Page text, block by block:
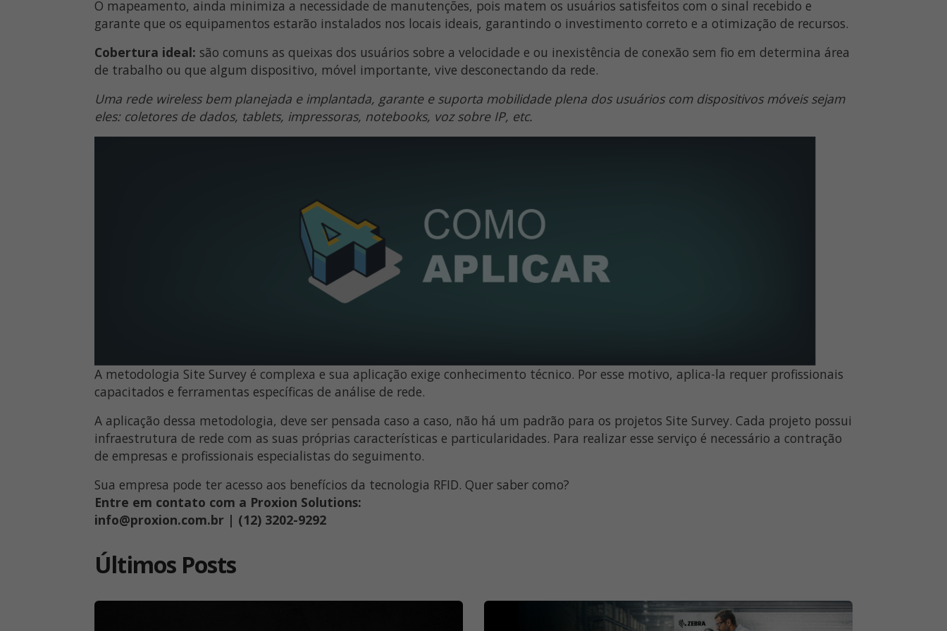
O mapeamento, ainda minimiza a necessidade de manutenções, pois matem os usuários satisfeitos com o sinal recebido e
garante que os equipamentos estarão instalados nos locais ideais, garantindo o investimento correto e a otimização de recursos.
Cobertura ideal: são comuns as queixas dos usuários sobre a velocidade e ou inexistência de conexão sem fio em determina área
de trabalho ou que algum dispositivo, móvel importante, vive desconectando da rede.
Uma rede wireless bem planejada e implantada, garante e suporta mobilidade plena dos usuários com dispositivos móveis sejam
eles: coletores de dados, tablets, impressoras, notebooks, voz sobre IP, etc.
A metodologia Site Survey é complexa e sua aplicação exige conhecimento técnico. Por esse motivo, aplica-la requer profissionais
capacitados e ferramentas específicas de análise de rede.
A aplicação dessa metodologia, deve ser pensada caso a caso, não há um padrão para os projetos Site Survey. Cada projeto possui
infraestrutura de rede com as suas próprias características e particularidades. Para realizar esse serviço é necessário a contração
de empresas e profissionais especialistas do seguimento.
Sua empresa pode ter acesso aos benefícios da tecnologia RFID. Quer saber como?
Entre em contato com a Proxion Solutions:
info@proxion.com.br | (12) 3202-9292
Últimos Posts